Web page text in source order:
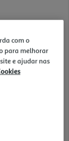
com o
para melhorar
e ajudar nas